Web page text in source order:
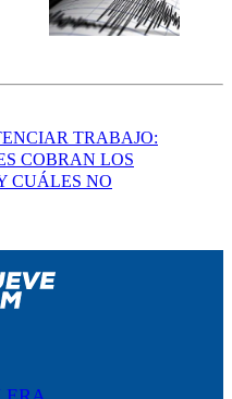
TRABAJO:
COBRAN LOS
CUÁLES NO